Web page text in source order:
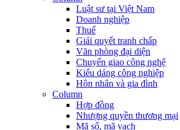
Luật sư tại Việt Nam
Doanh nghiệp
Thuế
Giải quyết tranh chấp
Văn phòng đại diện
Chuyển giao công nghệ
Kiểu dáng công nghiệp
Hôn nhân và gia đình
Column
Hợp đồng
Nhượng quyền thương mại
Mã số, mã vạch